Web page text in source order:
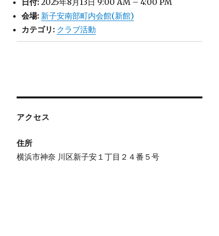
会場: 新子安南部町内会館(新館)
カテゴリ: クラブ活動
アクセス
住所
横浜市神奈 川区新子安１丁目２４番５号